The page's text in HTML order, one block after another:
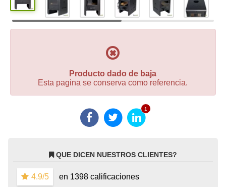
Producto dado de baja
Esta pagina se conserva como referencia.
1
QUE DICEN NUESTROS CLIENTES?
4.9/5
en 1398 calificaciones